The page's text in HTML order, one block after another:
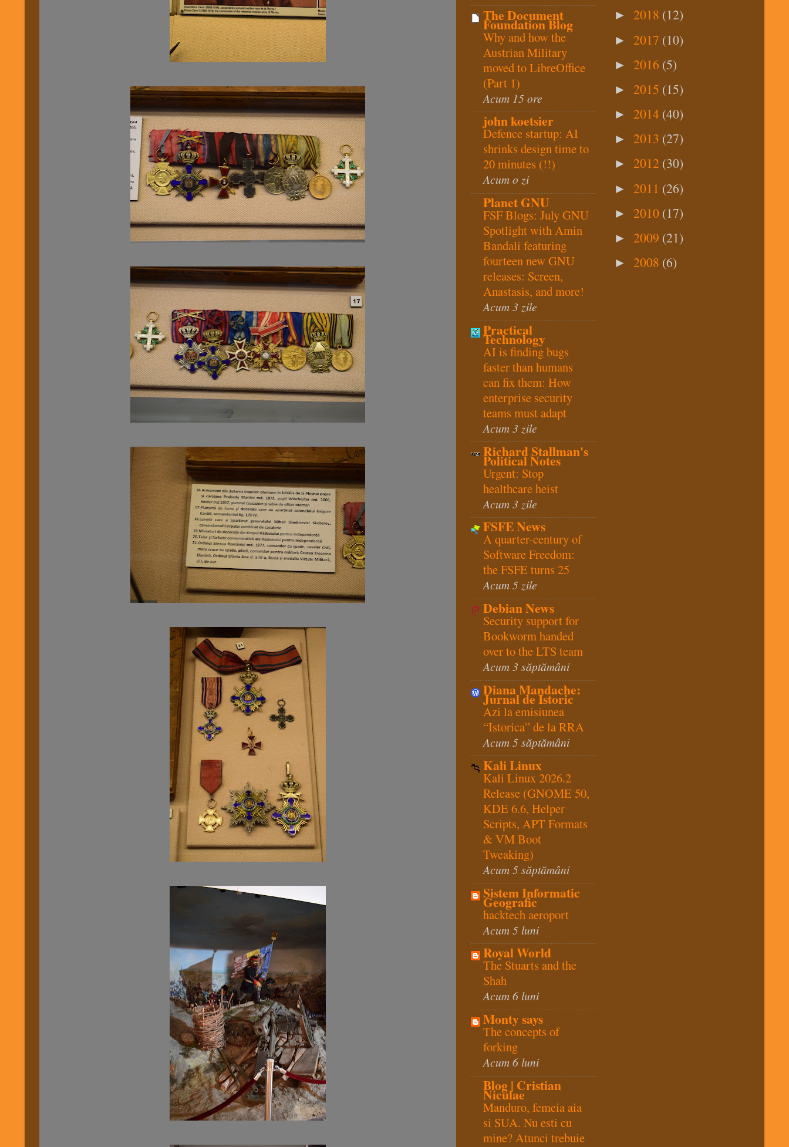
The Document
Foundation Blog
Why and how the
Austrian Military
moved to LibreOffice
(Part 1)
Acum 15 ore
john koetsier
Defence startup: AI
shrinks design time to
20 minutes (!!)
Acum o zi
Planet GNU
FSF Blogs: July GNU
Spotlight with Amin
Bandali featuring
fourteen new GNU
releases: Screen,
Anastasis, and more!
Acum 3 zile
Practical
Technology
AI is finding bugs
faster than humans
can fix them: How
enterprise security
teams must adapt
Acum 3 zile
Richard Stallman's
Political Notes
Urgent: Stop
healthcare heist
Acum 3 zile
FSFE News
A quarter-century of
Software Freedom:
the FSFE turns 25
Acum 5 zile
Debian News
Security support for
Bookworm handed
over to the LTS team
Acum 3 săptămâni
Diana Mandache:
Jurnal de Istoric
Azi la emisiunea
“Istorica” de la RRA
Acum 5 săptămâni
Kali Linux
Kali Linux 2026.2
Release (GNOME 50,
KDE 6.6, Helper
Scripts, APT Formats
& VM Boot
Tweaking)
Acum 5 săptămâni
Sistem Informatic
Geografic
hacktech aeroport
Acum 5 luni
Royal World
The Stuarts and the
Shah
Acum 6 luni
Monty says
The concepts of
forking
Acum 6 luni
Blog | Cristian
Niculae
Manduro, femeia aia
si SUA. Nu esti cu
mine? Atunci trebuie
► 2018 (12)
► 2017 (10)
► 2016 (5)
► 2015 (15)
► 2014 (40)
► 2013 (27)
► 2012 (30)
► 2011 (26)
► 2010 (17)
► 2009 (21)
► 2008 (6)